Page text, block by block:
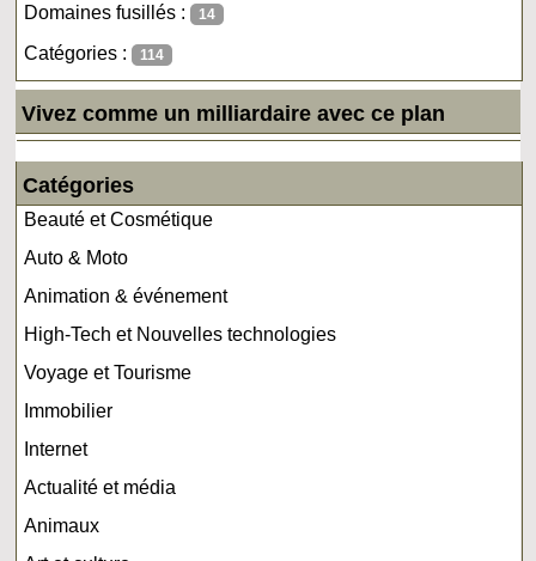
Domaines fusillés : 14
Catégories : 114
Vivez comme un milliardaire avec ce plan
Catégories
Beauté et Cosmétique
Auto & Moto
Animation & événement
High-Tech et Nouvelles technologies
Voyage et Tourisme
Immobilier
Internet
Actualité et média
Animaux